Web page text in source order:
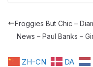
Froggies But Chic –
News – Paul Banks –
ZH-CN DA